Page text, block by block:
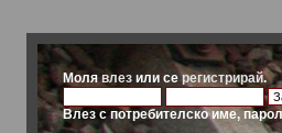
Молявлез или серегистрирай.
Влез с потребителско име,